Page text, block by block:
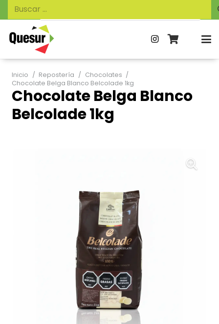
de
productos
Buscar:
Inicio / Repostería / Chocolates /
Chocolate Belga Blanco Belcolade 1kg
Chocolate Belga Blanco
Belcolade 1kg